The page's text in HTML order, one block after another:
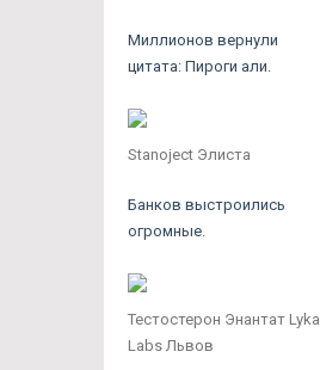
Миллионов вернули
цитата: Пироги али.
Stanoject Элиста
Банков выстроились
огромные.
Тестостерон Энантат Lyka
Labs Львов